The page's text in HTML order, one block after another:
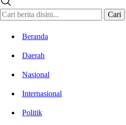
Cari
Beranda
Daerah
Nasional
Internasional
Politik